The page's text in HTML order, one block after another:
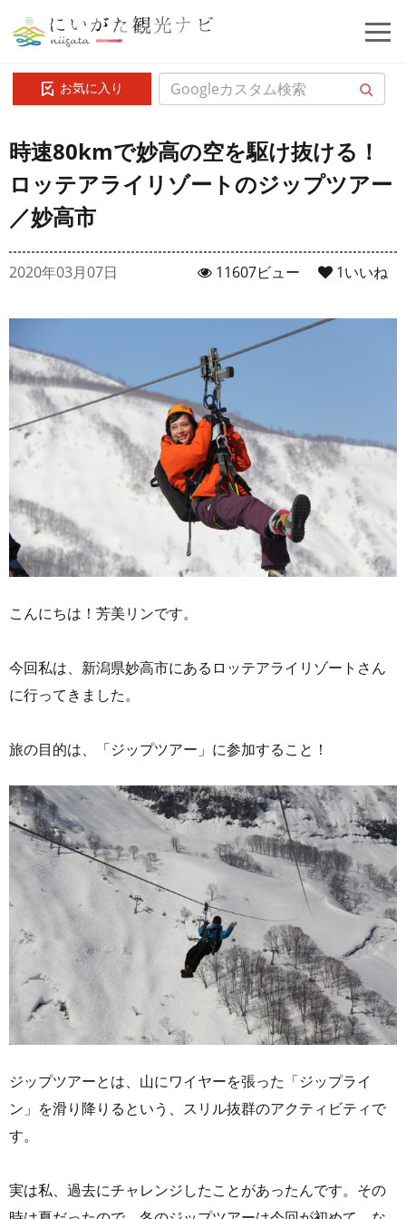
お気に入り
時速80kmで妙高の空を駆け抜ける！
ロッテアライリゾートのジップツアー
／妙高市
2020年03月07日 1いいね
11607ビュー
こんにちは！芳美リンです。
今回私は、新潟県妙高市にあるロッテアライリゾートさん
に行ってきました。
旅の目的は、「ジップツアー」に参加すること！
ジップツアーとは、山にワイヤーを張った「ジップライ
ン」を滑り降りるという、スリル抜群のアクティビティで
す。
実は私、過去にチャレンジしたことがあったんです。その